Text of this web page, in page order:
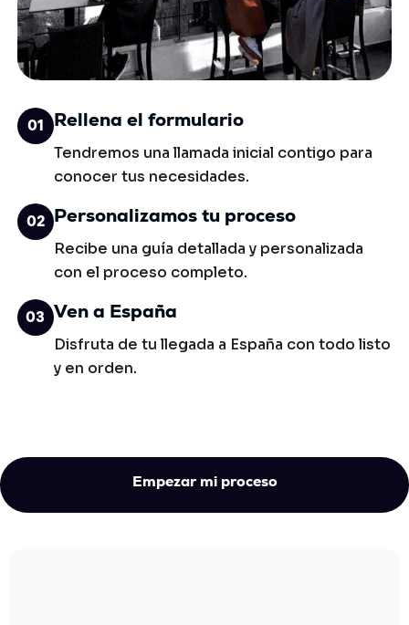
01 Rellena el formulario
Tendremos una llamada inicial contigo para
conocer tus necesidades.
02 Personalizamos tu proceso
Recibe una guía detallada y personalizada
con el proceso completo.
03 Ven a España
Disfruta de tu llegada a España con todo listo
y en orden.
Empezar mi proceso